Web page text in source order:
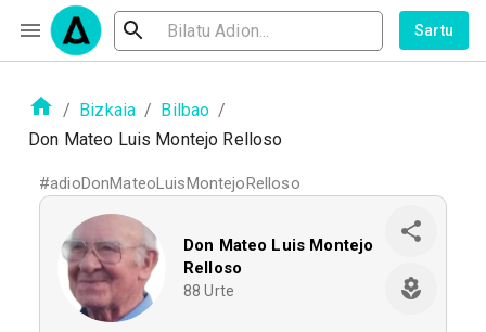
Sartu
/ Bizkaia / Bilbao /
Don Mateo Luis Montejo Relloso
#adioDonMateoLuisMontejoRelloso
Don Mateo Luis Montejo
Relloso
88 Urte